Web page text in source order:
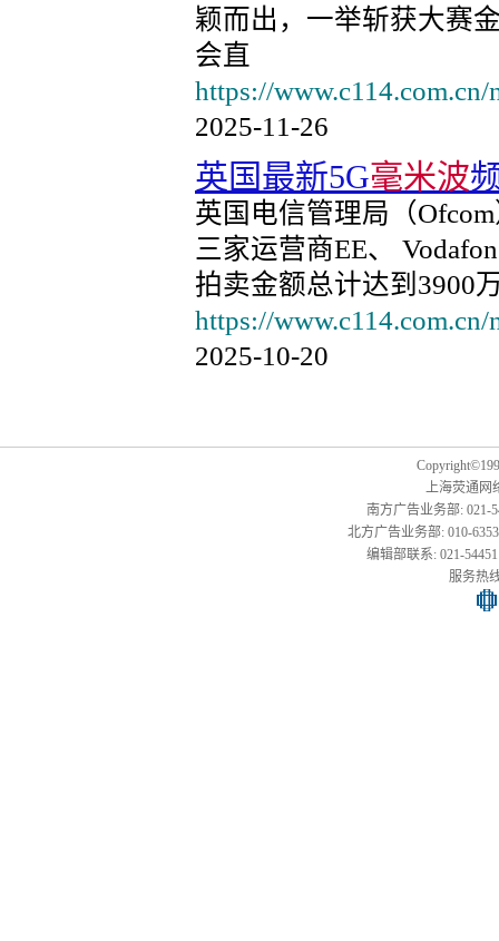
颖而出，一举斩获大赛
会直
https://
2025-11-26
英国最新5G毫米波
英国电信管理局（
三家运营商EE、
拍卖金额总计达到3900
https://
2025-10-20
上海荧通网
南方广告业务部: 021-
北方广告业务部: 010-
编辑部联系: 021-
服务热